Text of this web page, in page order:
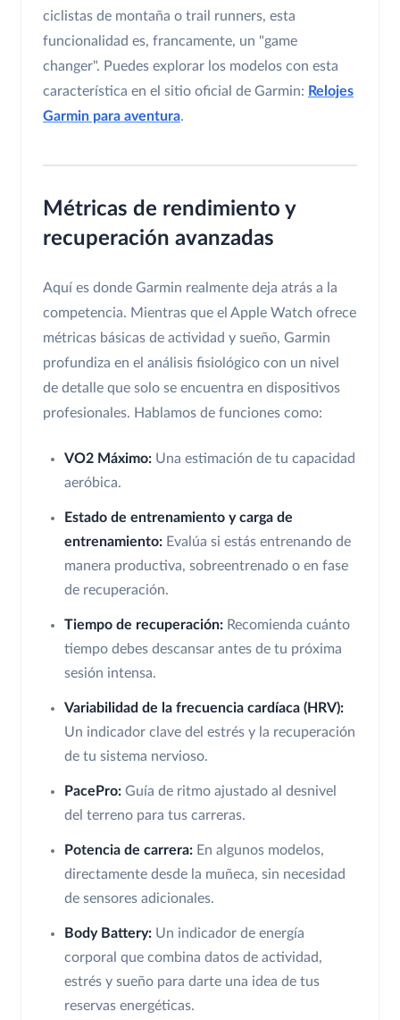
ciclistas de montaña o trail runners, esta
funcionalidad es, francamente, un "game
changer". Puedes explorar los modelos con esta
característica en el sitio oficial de Garmin: Relojes
Garmin para aventura.
Métricas de rendimiento y
recuperación avanzadas
Aquí es donde Garmin realmente deja atrás a la
competencia. Mientras que el Apple Watch ofrece
métricas básicas de actividad y sueño, Garmin
profundiza en el análisis fisiológico con un nivel
de detalle que solo se encuentra en dispositivos
profesionales. Hablamos de funciones como:
VO2 Máximo: Una estimación de tu capacidad
aeróbica.
Estado de entrenamiento y carga de
entrenamiento: Evalúa si estás entrenando de
manera productiva, sobreentrenado o en fase
de recuperación.
Tiempo de recuperación: Recomienda cuánto
tiempo debes descansar antes de tu próxima
sesión intensa.
Variabilidad de la frecuencia cardíaca (HRV):
Un indicador clave del estrés y la recuperación
de tu sistema nervioso.
PacePro: Guía de ritmo ajustado al desnivel
del terreno para tus carreras.
Potencia de carrera: En algunos modelos,
directamente desde la muñeca, sin necesidad
de sensores adicionales.
Body Battery: Un indicador de energía
corporal que combina datos de actividad,
estrés y sueño para darte una idea de tus
reservas energéticas.